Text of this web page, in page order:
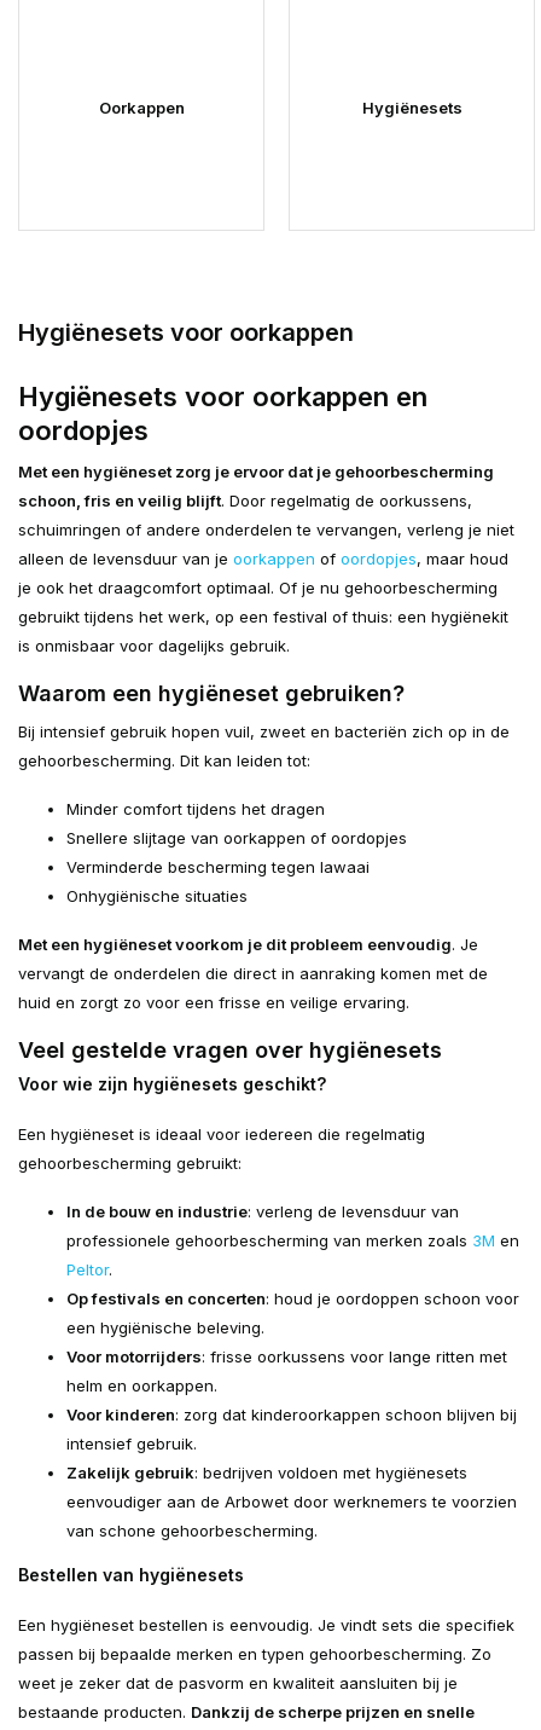
Oorkappen Hygiënesets
Hygiënesets voor oorkappen
Hygiënesets voor oorkappen en
oordopjes
Met een hygiëneset zorg je ervoor dat je gehoorbescherming
schoon, fris en veilig blijft. Door regelmatig de oorkussens,
schuimringen of andere onderdelen te vervangen, verleng je niet
alleen de levensduur van je oorkappen of oordopjes, maar houd
je ook het draagcomfort optimaal. Of je nu gehoorbescherming
gebruikt tijdens het werk, op een festival of thuis: een hygiënekit
is onmisbaar voor dagelijks gebruik.
Waarom een hygiëneset gebruiken?
Bij intensief gebruik hopen vuil, zweet en bacteriën zich op in de
gehoorbescherming. Dit kan leiden tot:
Minder comfort tijdens het dragen
Snellere slijtage van oorkappen of oordopjes
Verminderde bescherming tegen lawaai
Onhygiënische situaties
Met een hygiëneset voorkom je dit probleem eenvoudig. Je
vervangt de onderdelen die direct in aanraking komen met de
huid en zorgt zo voor een frisse en veilige ervaring.
Veel gestelde vragen over hygiënesets
Voor wie zijn hygiënesets geschikt?
Een hygiëneset is ideaal voor iedereen die regelmatig
gehoorbescherming gebruikt:
In de bouw en industrie: verleng de levensduur van
professionele gehoorbescherming van merken zoals 3M en
Peltor.
Op festivals en concerten: houd je oordoppen schoon voor
een hygiënische beleving.
Voor motorrijders: frisse oorkussens voor lange ritten met
helm en oorkappen.
Voor kinderen: zorg dat kinderoorkappen schoon blijven bij
intensief gebruik.
Zakelijk gebruik: bedrijven voldoen met hygiënesets
eenvoudiger aan de Arbowet door werknemers te voorzien
van schone gehoorbescherming.
Bestellen van hygiënesets
Een hygiëneset bestellen is eenvoudig. Je vindt sets die specifiek
passen bij bepaalde merken en typen gehoorbescherming. Zo
weet je zeker dat de pasvorm en kwaliteit aansluiten bij je
bestaande producten. Dankzij de scherpe prijzen en snelle